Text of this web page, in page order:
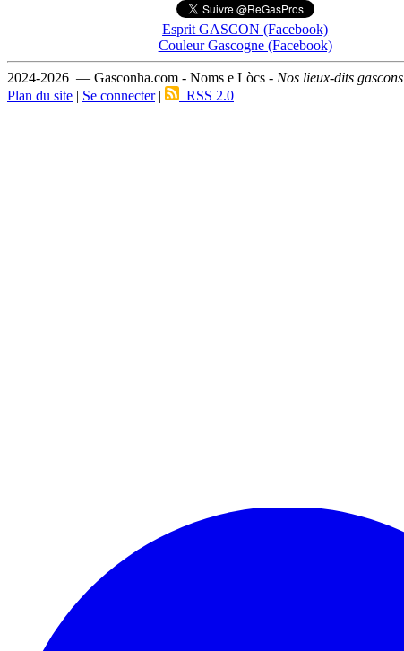
Esprit GASCON (Facebook)
Couleur Gascogne (Facebook)
2024-2026 — Gasconha.com - Noms e Lòcs - Nos lieux-dits gascons
Plan du site | Se connecter| RSS 2.0